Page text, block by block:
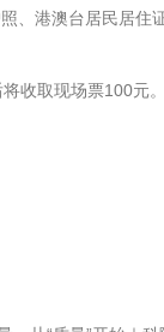
港澳台居民居住
收取现场票100元。